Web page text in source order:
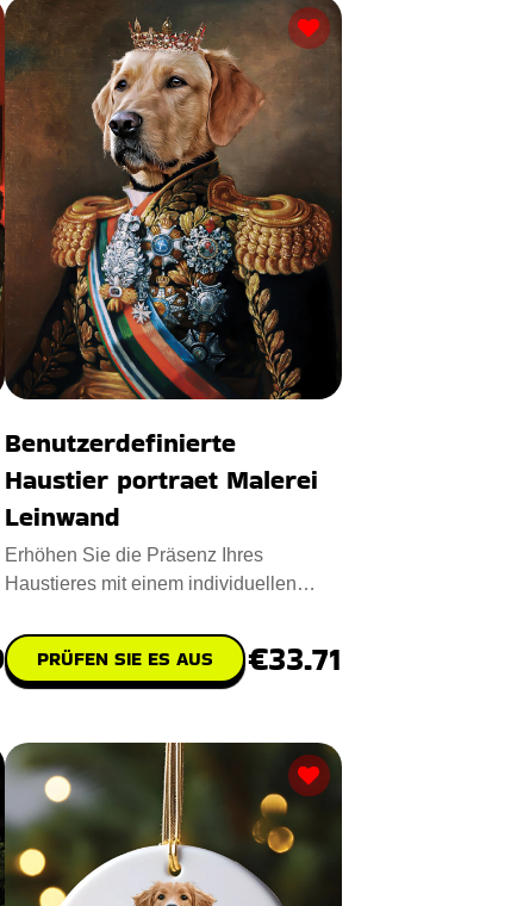
Benutzerdefinierte
Haustier portraet Malerei
Leinwand
Erhöhen Sie die Präsenz Ihres
Haustieres mit einem individuellen
PRÜFEN SIE ES AUS €33.71